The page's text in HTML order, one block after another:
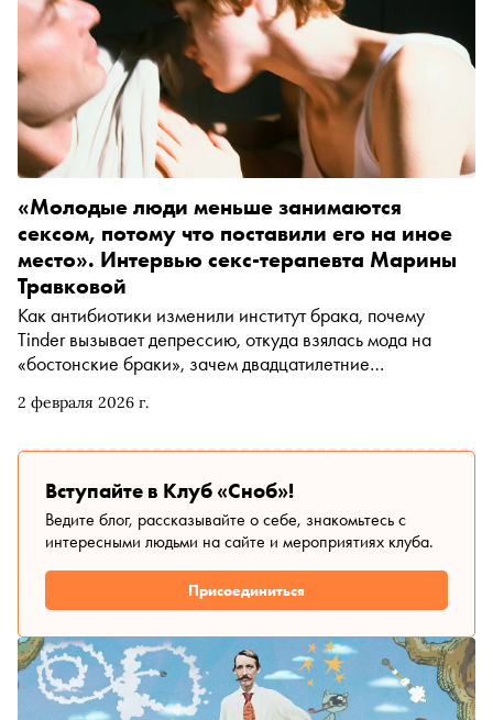
2 февраля 2026 г.
«Молодые люди меньше занимаются
сексом, потому что поставили его на иное
место». Интервью секс-терапевта Марины
Травковой
Как антибиотики изменили институт брака, почему
Tinder вызывает депрессию, откуда взялась мода на
«бостонские браки», зачем двадцатилетние
глаголов не хватает в русском языке — автор «Сноба»
Мариной Травковой — секс-терапевтом,
преподавателем НИУ ВШЭ и автором телеграм-канала
« Она старалась »
Вступайте в Клуб «Сноб»!
Ведите блог, рассказывайте о себе, знакомьтесь с
интересными людьми на сайте и мероприятиях клуба.
Присоединиться